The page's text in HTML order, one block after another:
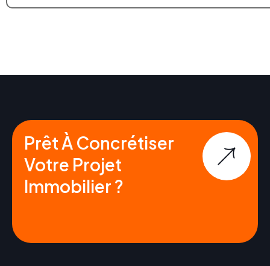
Prêt À Concrétiser
Votre Projet
Immobilier ?